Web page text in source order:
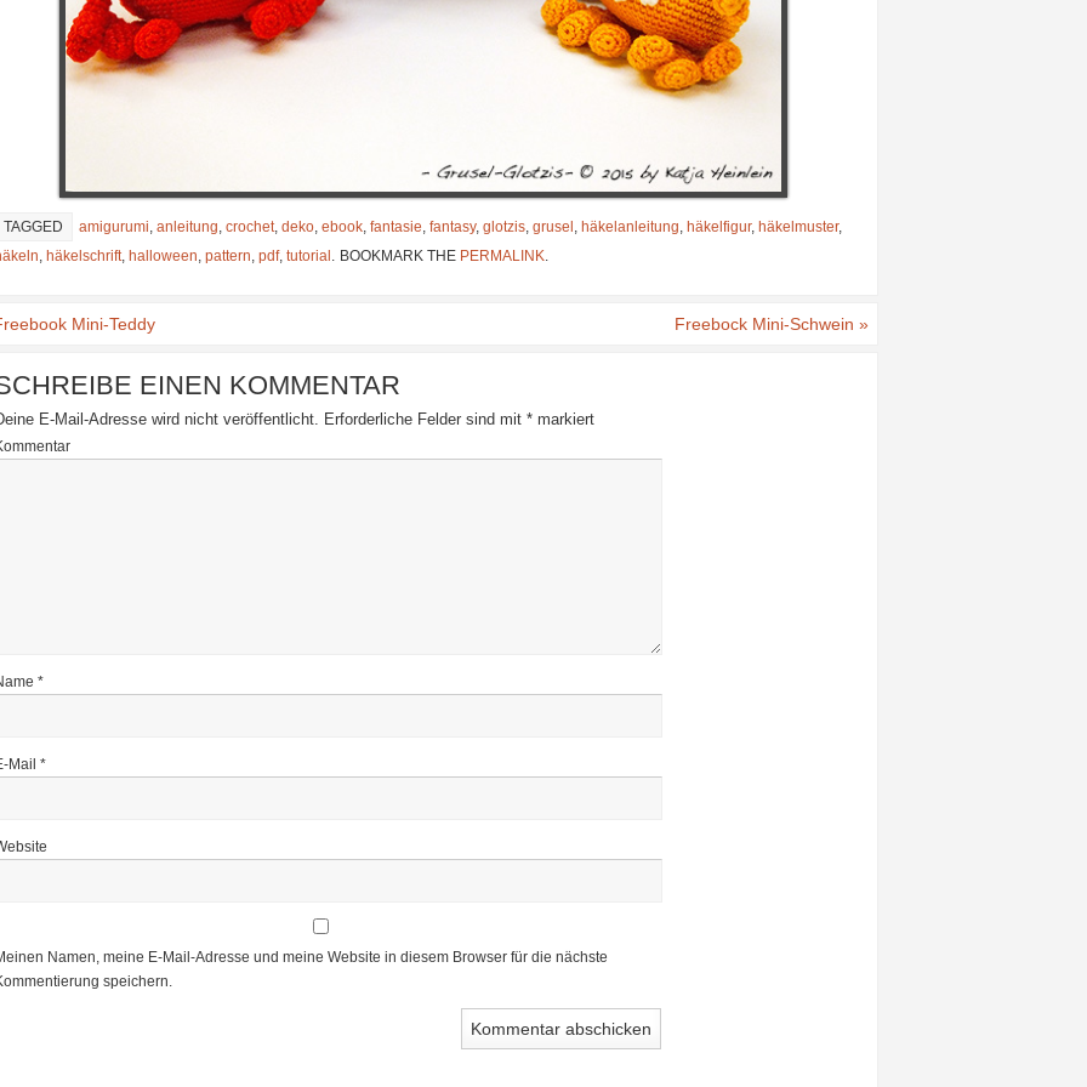
TAGGED amigurumi anleitung crochet deko ebook fantasie fantasy, glotzis grusel häkelanleitung häkelfigur, häkelmuster,
häkelschrift halloween pattern pdf, tutorial BOOKMARK THE PERMALINK
Mini-Teddy Freebock Mini-Schwein »
EINEN KOMMENTAR
E-Mail-Adresse wird nicht veröffentlicht. Erforderliche Felder sind mit * markiert
*
Mail *
Namen, meine E-Mail-Adresse und meine Website in diesem Browser für die nächste
speichern.